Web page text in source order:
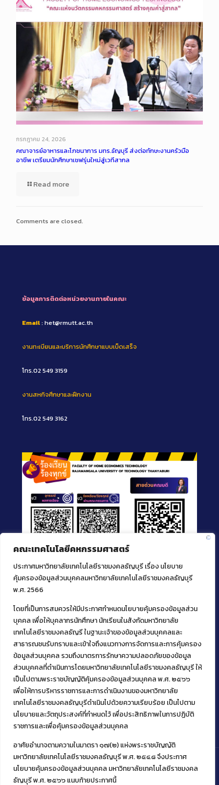
คณะเทคโนโลยีคหกรรมศาสตร์
ประกาศมหาวิทยาลัยเทคโนโลยีราชมงคลธัญบุรี เรื่อง นโยบาย
คุ้มครองข้อมูลส่วนบุคคลมหาวิทยาลัยเทคโนโลยีราชมงคลธัญบุรี
พ.ศ. 2566
โดยที่เป็นการสมควรให้มีประกาศกำหนดนโยบายคุ้มครองข้อมูลส่วน
บุคคล เพื่อให้บุคลากรนักศึกษา นักเรียนในสังกัดมหาวิทยาลัย
เทคโนโลยีราชมงคลธัญรี ในฐานะเจ้าของข้อมูลส่วนบุคคลและ
สาธารณชนรับทราบและเข้าใจถึงแนวทางการจัดการและการคุ้มครอง
ข้อมูลส่วนบุคคล รวมถึงมาตรการรักษาความปลอดภัยของข้อมูล
ส่วนบุคคลที่ดำเนินการโดยมหาวิทยาลัยเทคโนโลยีราชมงคลธัญบุรี ให้
เป็นไปตามพระราชบัญญัติคุ้มครองข้อมูลส่วนบุคคล พ.ศ. ๒๕๖๖
เพื่อให้การบริหารราชการและการดำเนินงานของมหาวิทยาลัย
เทคโนโลยีราชมงคลธัญบุรีดำเนินไปด้วยความเรียบร้อย เป็นไปตาม
นโยบายและวัตถุประสงค์ที่กำหนดไว้ เพื่อประสิทธิภาพในการปฏิบัติ
ราชการและเพื่อคุ้มครองข้อมูลส่วนบุคคล
อาศัยอำนาจตามความในมาตรา ๑๗(๒) แห่งพระราชบัญญัติ
มหาวิทยาลัยเทคโนโลยีราชมงคลธัญบุรี พ.ศ. ๒๕๔๘ จึงประกาศ
นโยบายคุ้มครองข้อมูลส่วนบุคคล มหาวิทยาลัยเทคโนโลยีราชมงคล
ธัญบุรี พ.ศ. ๒๕๖๖ แนบท้ายประกาศนี้
กรกฎาคม 24, 2026
คณาจารย์อาหารและโภชนาการ มทร.ธัญบุรี ส่งต่อทักษะงานครัวมือ
อาชีพ เตรียมนักศึกษาเชฟรุ่นใหม่สู่เวทีสากล
Read more
Comments are closed.
ข้อมูลการติดต่อหน่วยงานภายในคณะ
Email: het@rmutt.ac.th
งานทะเบียนและบริการนักศึกษาแบบเบ็ดเสร็จ
โทร.02 549 3159
งานสหกิจศึกษาและฝึกงาน
โทร.02 549 3162
ติดต่อคณะเทคโนโลยีคหกรรมศาสตร์
39 หมู่ 1
ต.คลองหก อ. คลองหลวง
จ.ปทุมธานี 12120
โทร 02 549 3161
Facebook
Instagram
Mail